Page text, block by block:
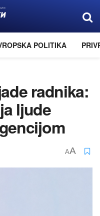
POLITIKA
radnika:
ljude
AA